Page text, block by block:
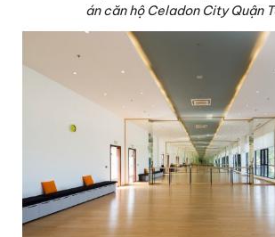
án căn hộ Celadon City Quận